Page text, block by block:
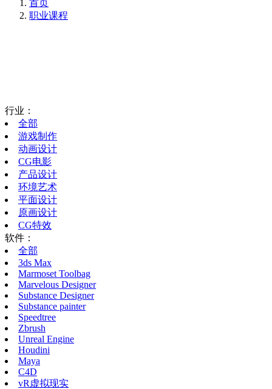
首页
职业课程
行业：
全部
游戏制作
动画设计
CG电影
产品设计
环境艺术
平面设计
原画设计
CG特效
软件：
全部
3ds Max
Marmoset Toolbag
Marvelous Designer
Substance Designer
Substance painter
Speedtree
Zbrush
Unreal Engine
Houdini
Maya
C4D
vR虚拟现实